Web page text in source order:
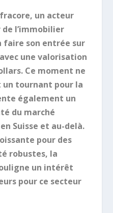
un acteur
l’immobilier
faire son entrée sur
une valorisation
Ce moment ne
un tournant pour la
également un
du marché
Suisse et au-delà.
pour des
robustes, la
un intérêt
pour ce secteur